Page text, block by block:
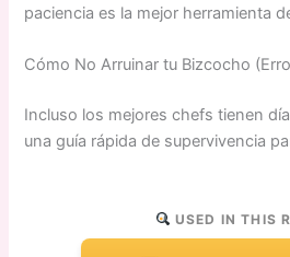
paciencia es la mejor herramienta
Cómo No Arruinar tu Bizcocho
Incluso los mejores chefs tienen
una guía rápida de supervivencia
USED IN THIS